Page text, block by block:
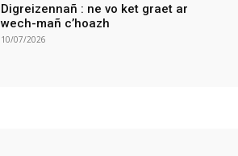
Digreizennañ : ne vo ket graet ar
wech-mañ c’hoazh
10/07/2026